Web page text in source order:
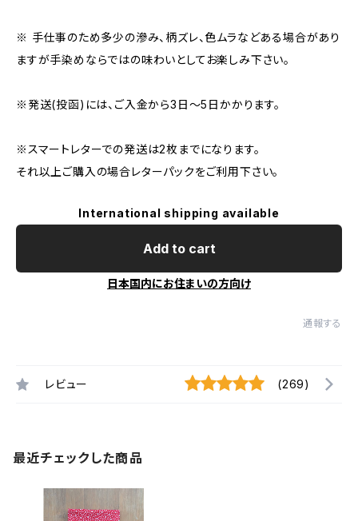
※ 手仕事のため多少の滲み、柄ズレ、色ムラなどある場合があり
ますが手染めならではの味わいとしてお楽しみ下さい。
※発送(投函)には、ご入金から3日〜5日かかります。
※スマートレターでの発送は2枚までになります。
それ以上ご購入の場合レターパックをご利用下さい。
International shipping available
Add to cart
日本国内にお住まいの方向け
通報する
レビュー (269)
最近チェックした商品